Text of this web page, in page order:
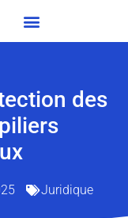
des
Juridique